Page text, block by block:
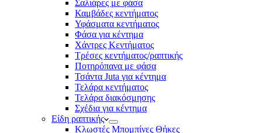
Σαλιάρες με φάσα
Καμβάδες κεντήματος
Υφάσματα κεντήματος
Φάσα για κέντημα
Χάντρες Κεντήματος
Τρέσες κεντήματος/ραπτικής
Ποτηρόπανα με φάσα
Τσάντα Juta για κέντημα
Τελάρα κεντήματος
Τελάρα διακόσμησης
Σχέδια για κέντημα
Είδη ραπτικής
Κλωστές Μπομπίνες Θήκες